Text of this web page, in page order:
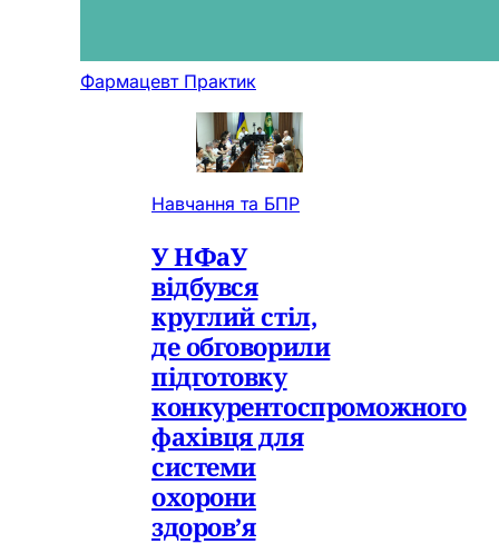
Фармацевт Практик
Навчання та БПР
У НФаУ
відбувся
круглий стіл,
де обговорили
підготовку
конкурентоспроможного
фахівця для
системи
охорони
здоров’я